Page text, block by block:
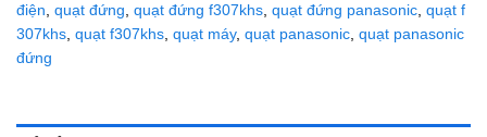
điện, quạt đứng, quạt đứng f307khs, quạt đứng panasonic, quạt f
307khs, quạt f307khs, quạt máy, quạt panasonic, quạt panasonic
đứng